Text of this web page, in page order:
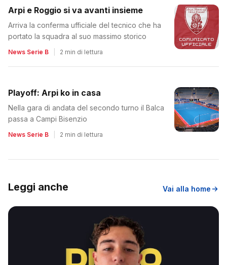
Arpi e Roggio si va avanti insieme
Arriva la conferma ufficiale del tecnico che ha
portato la squadra al suo massimo storico
News Serie B 2 min di lettura
Playoff: Arpi ko in casa
Nella gara di andata del secondo turno il Balca
passa a Campi Bisenzio
News Serie B 2 min di lettura
Leggi anche Vai alla home